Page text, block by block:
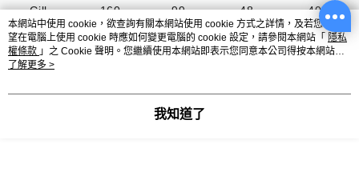
Gill 160 99 48 40
本網站中使用 cookie，欲查詢有關本網站使用 cookie 方式之詳情，及若您不希
望在電腦上使用 cookie 時應如何變更電腦的 cookie 設定，請參閱本網站「 隱私
權條款 」之 Cookie 聲明。您繼續使用本網站即表示您同意本公司得按本網站使
用條款之 Cookie 聲明使用 cookie。
了解更多 >
我知道了